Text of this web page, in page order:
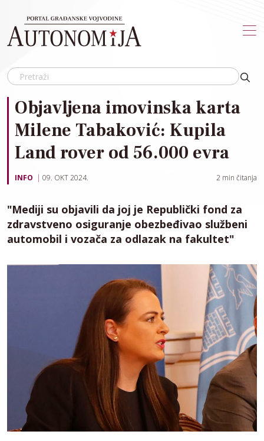
Objavljena imovinska karta
Milene Tabaković: Kupila
Land rover od 56.000 evra
INFO 09. OKT 2024. 2 min čitanja
"Mediji su objavili da joj je Republički fond za
zdravstveno osiguranje obezbeđivao službeni
automobil i vozača za odlazak na fakultet"